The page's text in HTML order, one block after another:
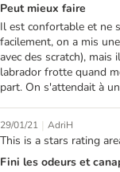
Peut mieux faire
Il est confortable et ne
facilement, on a mis
avec des scratch),
labrador frotte quand
part. On s'attendait à
29/01/21 | AdriH
This is a stars rating
Fini les odeurs et